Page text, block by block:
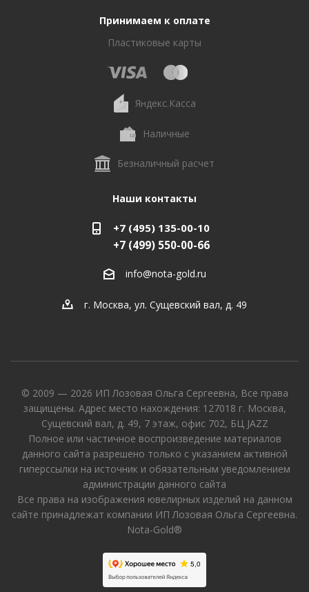
Принимаем к оплате
Пластиковые карты
Яндекс.Касса
Наличные
Безналичный расчет
Наши контакты
+7 (495) 135-00-10
+7 (499) 550-00-66
info@nota-gold.ru
г. Москва, ул. Сущевский вал, д. 49
© 2009 — 2026 ИП Лозовая Ольга Сергеевна, Все права
защищены. Адрес место нахождения: 127018 г. Москва,
Сущевский вал, д. 49, 7 этаж, офис 702, БЦ JAZZ
Полное или частичное воспроизведение материалов
данного сайта разрешено только с указанием активной
гиперссылки на источник и обязательным уведомлением
администрации данного сайта
Все права на изображения ювелирных изделий на данном
сайте принадлежат компании ИП Лозовая Ольга Сергеевна.
Nota-Gold®